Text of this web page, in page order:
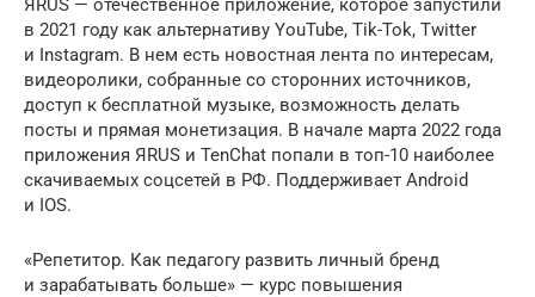
ЯRUS — отечественное приложение, которое запустили
в 2021 году как альтернативу YouTube, Tik-Tok, Twitter
и Instagram. В нем есть новостная лента по интересам,
видеоролики, собранные со сторонних источников,
доступ к бесплатной музыке, возможность делать
посты и прямая монетизация. В начале марта 2022 года
приложения ЯRUS и TenChat попали в топ-10 наиболее
скачиваемых соцсетей в РФ. Поддерживает Android
и IOS.
«Репетитор. Как педагогу развить личный бренд
и зарабатывать больше» — курс повышения